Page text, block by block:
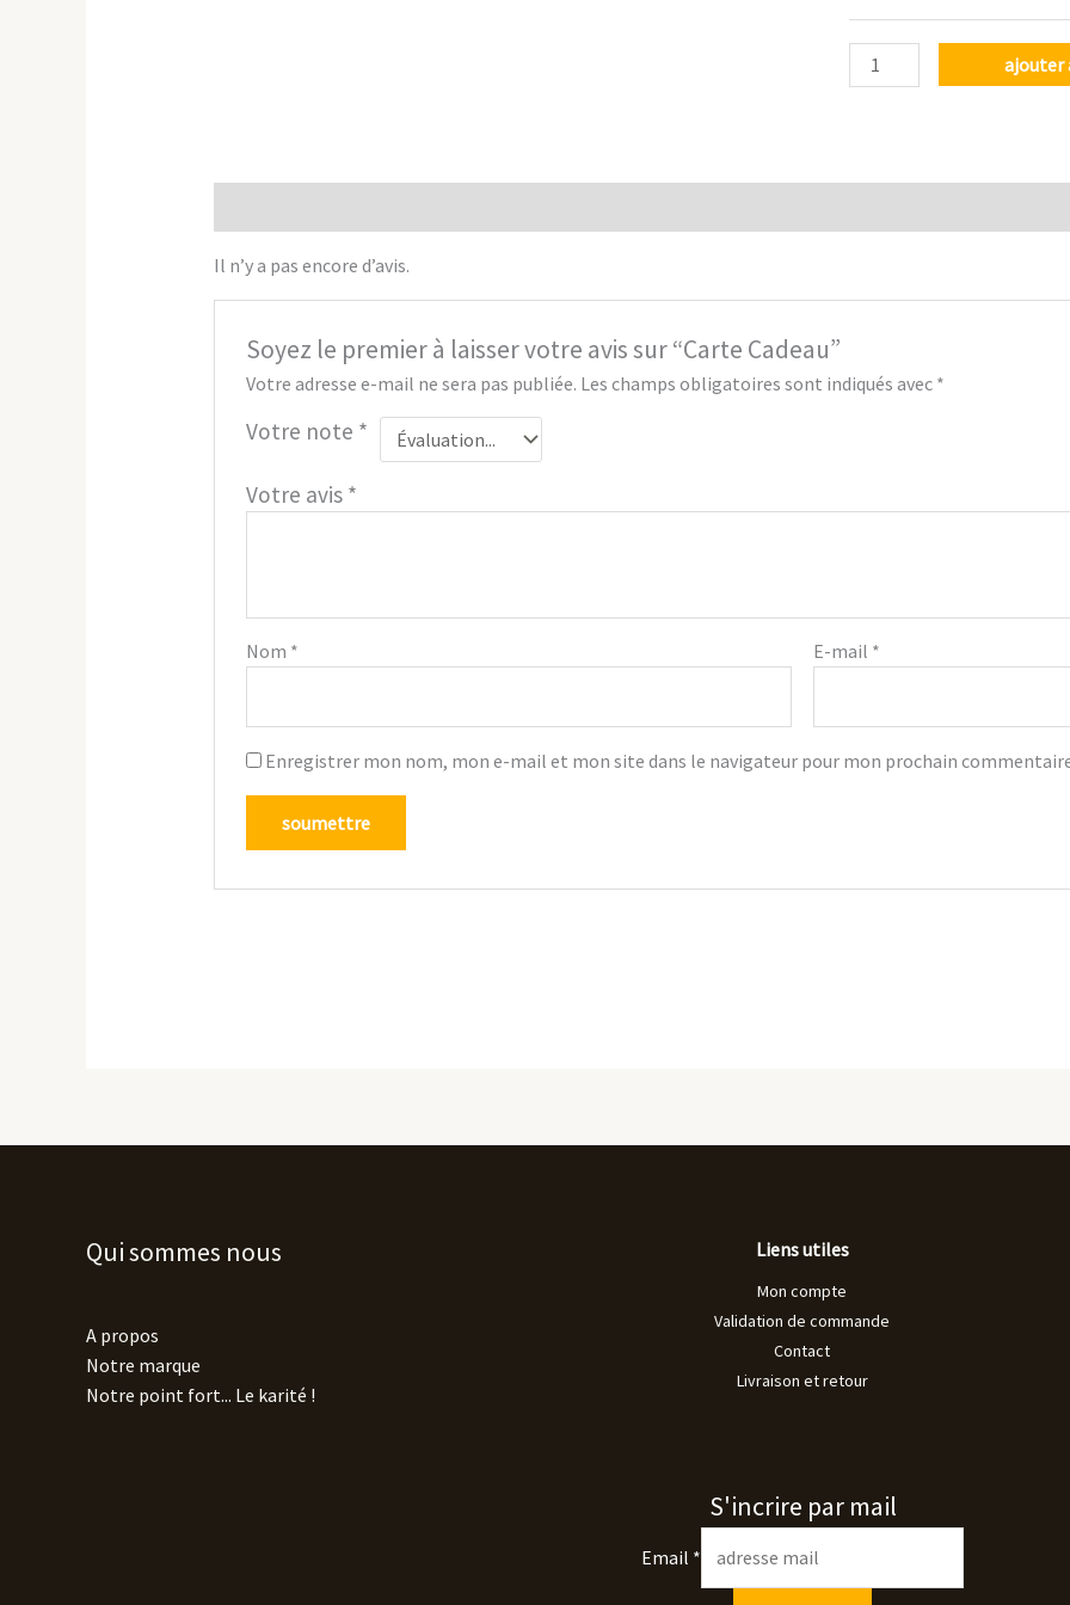
ajouter
Il n’y a pas encore d’avis.
Soyez le premier à laisser votre avis sur “Carte Cadeau”
Votre adresse e-mail ne sera pas publiée. Les champs obligatoires sont indiqués avec *
Votre note *
Votre avis *
Nom * E-mail *
Enregistrer mon nom, mon e-mail et mon site dans le navigateur pour mon prochain
Qui sommes nous
A propos
Notre marque
Notre point fort... Le karité !
Liens utiles
Mon compte
Validation de commande
Contact
Livraison et retour
S'incrire par mail
Email *